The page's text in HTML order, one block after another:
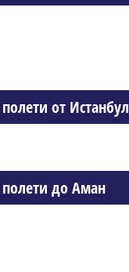
от Истанбул
до Аман